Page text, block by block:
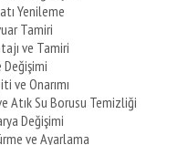
Yenileme
Tamiri
ve Tamiri
ve Onarımı
Atık Su Borusu Temizliği
Değişimi
ve Ayarlama